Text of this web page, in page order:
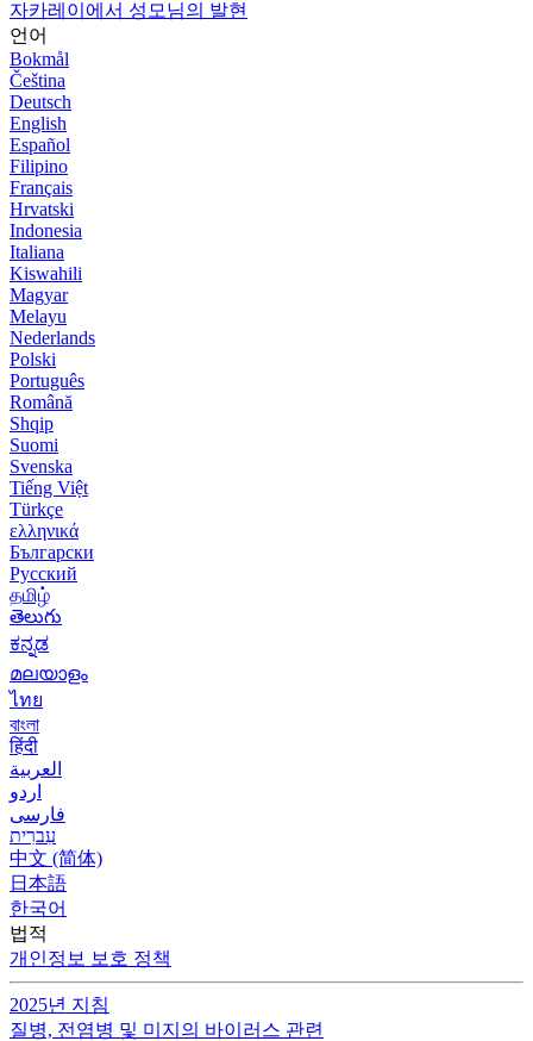
자카레이에서 성모님의 발현
언어
Bokmål
Čeština
Deutsch
English
Español
Filipino
Français
Hrvatski
Indonesia
Italiana
Kiswahili
Magyar
Melayu
Nederlands
Polski
Português
Română
Shqip
Suomi
Svenska
Tiếng Việt
Türkçe
ελληνικά
Български
Русский
தமிழ்
తెలుగు
ಕನ್ನಡ
മലയാളം
ไทย
বাংলা
हिंदी
العربية
اردو
فارسی
עִברִית
中文 (简体)
日本語
한국어
법적
개인정보 보호 정책
2025년 지침
질병, 전염병 및 미지의 바이러스 관련